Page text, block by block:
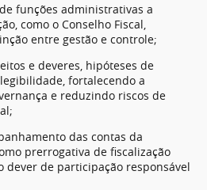
funções administrativas a
como o Conselho Fiscal,
entre gestão e controle;
e deveres, hipóteses de
fortalecendo a
e reduzindo riscos de
das contas da
prerrogativa de fiscalização
dever de participação responsável